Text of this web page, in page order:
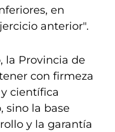
en
anterior".
la Provincia de
con firmeza
científica
sino la base
y la garantía